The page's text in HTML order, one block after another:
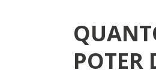
POTER